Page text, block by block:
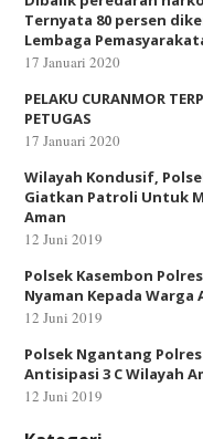
Ternyata 80 persen
Lembaga
17 Januari 2020
PELAKU CURANMOR
PETUGAS
17 Januari 2020
Wilayah Kondusif,
Giatkan Patroli Untuk
Aman
12 Juni 2019
Polsek Kasembon
Nyaman Kepada
12 Juni 2019
Polsek Ngantang
Antisipasi 3 C Wilayah
12 Juni 2019